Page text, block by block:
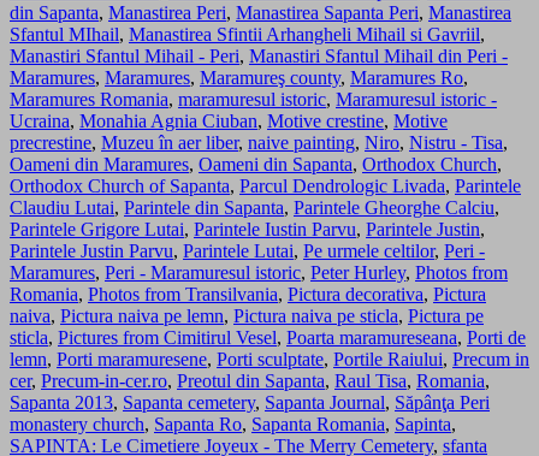
din Sapanta, Manastirea Peri, Manastirea Sapanta Peri, Manastirea
Sfantul MIhail, Manastirea Sfintii Arhangheli Mihail si Gavriil,
Manastiri Sfantul Mihail - Peri, Manastiri Sfantul Mihail din Peri -
Maramures, Maramures, Maramureş county, Maramures Ro,
Maramures Romania, maramuresul istoric, Maramuresul istoric -
Ucraina, Monahia Agnia Ciuban, Motive crestine, Motive
precrestine, Muzeu în aer liber, naive painting, Niro, Nistru - Tisa,
Oameni din Maramures, Oameni din Sapanta, Orthodox Church,
Orthodox Church of Sapanta, Parcul Dendrologic Livada, Parintele
Claudiu Lutai, Parintele din Sapanta, Parintele Gheorghe Calciu,
Parintele Grigore Lutai, Parintele Iustin Parvu, Parintele Justin,
Parintele Justin Parvu, Parintele Lutai, Pe urmele celtilor, Peri -
Maramures, Peri - Maramuresul istoric, Peter Hurley, Photos from
Romania, Photos from Transilvania, Pictura decorativa, Pictura
naiva, Pictura naiva pe lemn, Pictura naiva pe sticla, Pictura pe
sticla, Pictures from Cimitirul Vesel, Poarta maramureseana, Porti de
lemn, Porti maramuresene, Porti sculptate, Portile Raiului, Precum in
cer, Precum-in-cer.ro, Preotul din Sapanta, Raul Tisa, Romania,
Sapanta 2013, Sapanta cemetery, Sapanta Journal, Săpânţa Peri
monastery church, Sapanta Ro, Sapanta Romania, Sapinta,
SAPINTA: Le Cimetiere Joyeux - The Merry Cemetery, sfanta